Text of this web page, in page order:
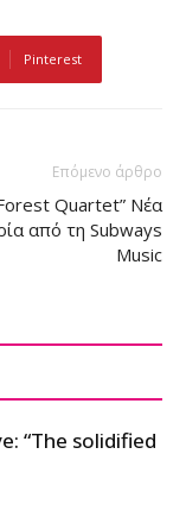
Pinterest
Επόμενο άρθρο
Quartet” Νέα
από τη Subways
Music
“The solidified